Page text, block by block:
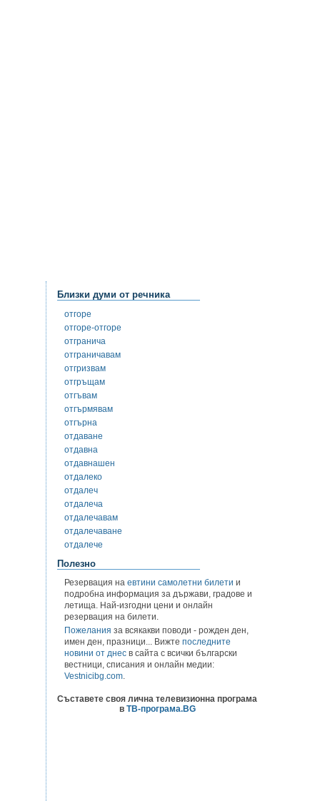
Близки думи от речника
отгоре
отгоре-отгоре
отгранича
отграничавам
отгризвам
отгръщам
отгъвам
отгърмявам
отгърна
отдаване
отдавна
отдавнашен
отдалеко
отдалеч
отдалеча
отдалечавам
отдалечаване
отдалече
Полезно
Резервация на евтини самолетни билети и
подробна информация за държави, градове и
летища. Най-изгодни цени и онлайн
резервация на билети.
Пожелания за всякакви поводи - рожден ден,
имен ден, празници... Вижте последните
новини от днес в сайта с всички български
вестници, списания и онлайн медии:
Vestnicibg.com.
Съставете своя лична телевизионна програма
в ТВ-програма.BG